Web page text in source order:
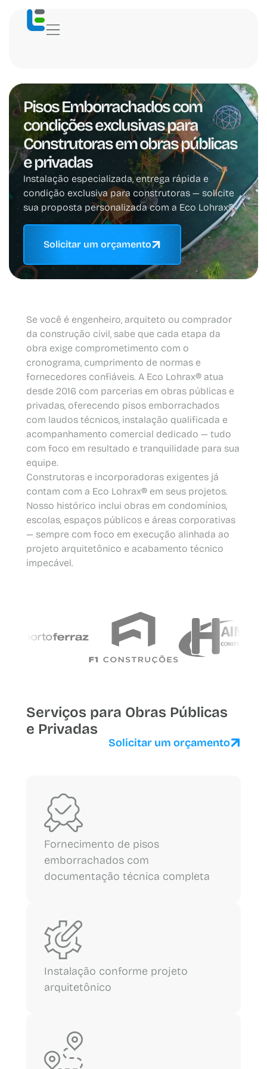
Pisos Emborrachados com
condições exclusivas para
Construtoras em obras públicas
e privadas
Instalação especializada, entrega rápida e
condição exclusiva para construtoras — solicite
sua proposta personalizada com a Eco Lohrax®
Solicitar um orçamento
Se você é engenheiro, arquiteto ou comprador
da construção civil, sabe que cada etapa da
obra exige comprometimento com o
cronograma, cumprimento de normas e
fornecedores confiáveis. A Eco Lohrax® atua
desde 2016 com parcerias em obras públicas e
privadas, oferecendo pisos emborrachados
com laudos técnicos, instalação qualificada e
acompanhamento comercial dedicado — tudo
com foco em resultado e tranquilidade para sua
equipe.
Construtoras e incorporadoras exigentes já
contam com a Eco Lohrax® em seus projetos.
Nosso histórico inclui obras em condomínios,
escolas, espaços públicos e áreas corporativas
— sempre com foco em execução alinhada ao
projeto arquitetônico e acabamento técnico
impecável.
Serviços para Obras Públicas
e Privadas
Solicitar um orçamento
Fornecimento de pisos
emborrachados com
documentação técnica completa
Instalação conforme projeto
arquitetônico